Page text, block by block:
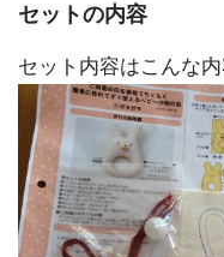
セットの内容
セット内容はこんな内